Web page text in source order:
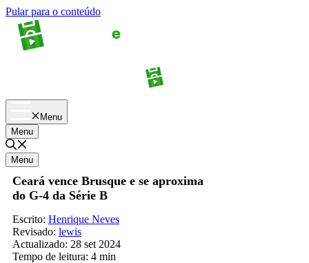
Pular para o conteúdo
Menu
Menu
Menu
Ceará vence Brusque e se aproxima
do G-4 da Série B
Escrito: Henrique Neves
Revisado: lewis
Actualizado: 28 set 2024
Tempo de leitura: 4 min